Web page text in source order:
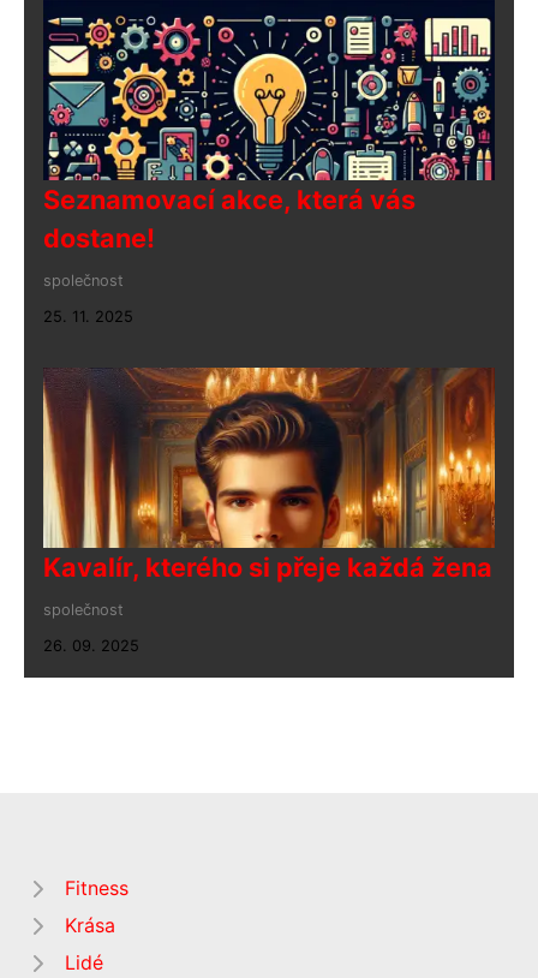
Seznamovací akce, která vás
dostane!
společnost
25. 11. 2025
Kavalír, kterého si přeje každá žena
společnost
26. 09. 2025
Fitness
Krása
Lidé